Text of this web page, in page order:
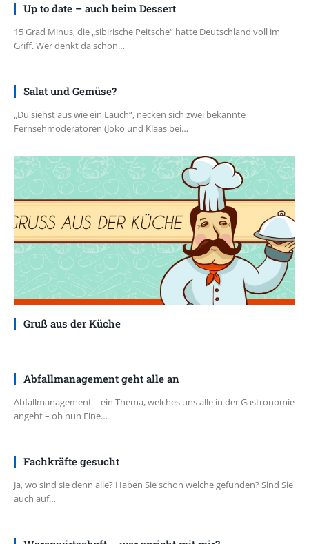
Up to date – auch beim Dessert
15 Grad Minus, die „sibirische Peitsche“ hatte Deutschland voll im
Griff. Wer denkt da schon…
Salat und Gemüse?
„Du siehst aus wie ein Lauch“, necken sich zwei bekannte
Fernsehmoderatoren (Joko und Klaas bei…
Gruß aus der Küche
Abfallmanagement geht alle an
Abfallmanagement – ein Thema, welches uns alle in der Gastronomie
angeht – ob nun Fine…
Fachkräfte gesucht
Ja, wo sind sie denn alle? Haben Sie schon welche gefunden? Sind Sie
auch auf…